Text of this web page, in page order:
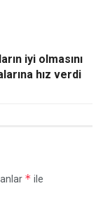
iyi olmasını
hız verdi
* ile